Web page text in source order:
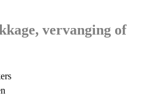
vervanging of